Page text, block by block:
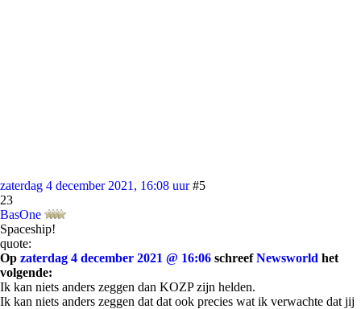
zaterdag 4 december 2021, 16:08 uur #5
23
BasOne
Spaceship!
quote:
Op zaterdag 4 december 2021 @ 16:06 schreefNewsworld het
volgende:
Ik kan niets anders zeggen dan KOZP zijn helden.
Ik kan niets anders zeggen dat dat ook precies wat ik verwachte dat jij